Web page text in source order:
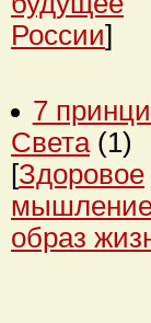
России]
7
Света (1)
[Здоровое
образ